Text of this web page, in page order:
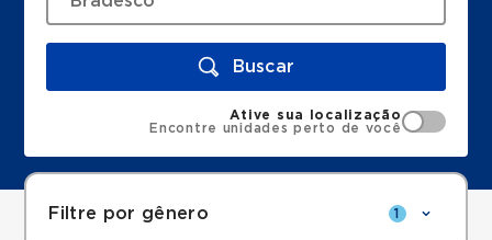
Buscar
Ative sua localização
Encontre unidades perto de você
Filtre por gênero 1